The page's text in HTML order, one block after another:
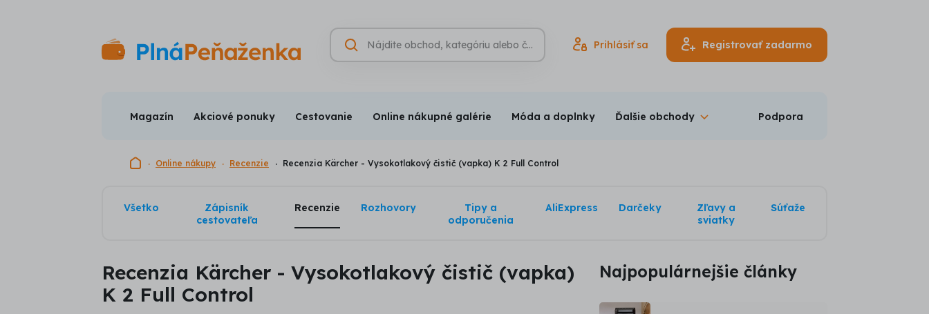
Vyhľadávanie
Hľadať Prihlásiť sa Registrovať zadarmo
Magazín Akciové ponuky Cestovanie Online nákupné galérie Móda a doplnky Ďalšie obchody Podpora
Domovská stránka
Online nákupy Recenzie Recenzia Kärcher - Vysokotlakový čistič (vapka) K 2 Full Control
Všetko
Zápisník
cestovateľa
Recenzie Rozhovory
Tipy a
odporučenia
AliExpress Darčeky
Zľavy a
sviatky
Súťaže
Recenzia Kärcher - Vysokotlakový čistič (vapka)
K 2 Full Control
Najpopulárnejšie články